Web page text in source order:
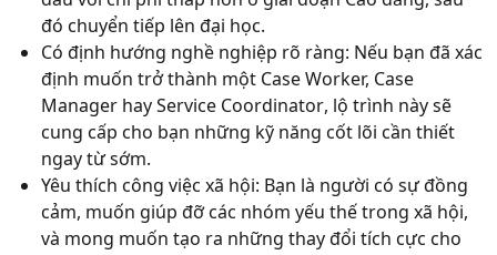
đó chuyển tiếp lên đại học.
Có định hướng nghề nghiệp rõ ràng: Nếu bạn đã xác
định muốn trở thành một Case Worker, Case
Manager hayService Coordinator, lộ trình này sẽ
cung cấp cho bạn những kỹ năng cốt lõi cần thiết
ngay từ sớm.
Yêu thích công việc xã hội: Bạn là người có sự đồng
cảm, muốn giúp đỡ các nhóm yếu thế trong xã hội,
và mong muốn tạo ra những thay đổi tích cực cho